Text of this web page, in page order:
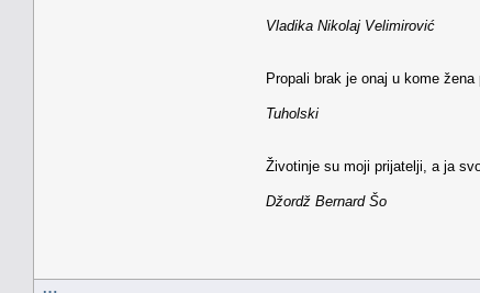
Vladika Nikolaj Velimirović
Propali brak je onaj u kome
Tuholski
Životinje su moji prijatelji, a ja
Džordž Bernard Šo